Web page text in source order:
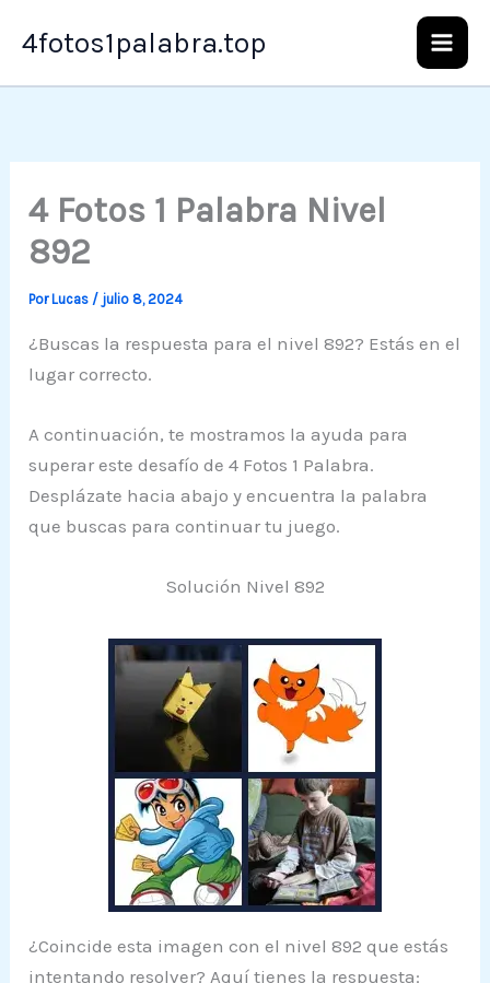
4fotos1palabra.top
4 Fotos 1 Palabra Nivel
892
PorLucas / julio 8, 2024
¿Buscas la respuesta para el nivel 892? Estás en el
lugar correcto.
A continuación, te mostramos la ayuda para
superar este desafío de 4 Fotos 1 Palabra.
Desplázate hacia abajo y encuentra la palabra
que buscas para continuar tu juego.
Solución Nivel 892
¿Coincide esta imagen con el nivel 892 que estás
intentando resolver? Aquí tienes la respuesta: